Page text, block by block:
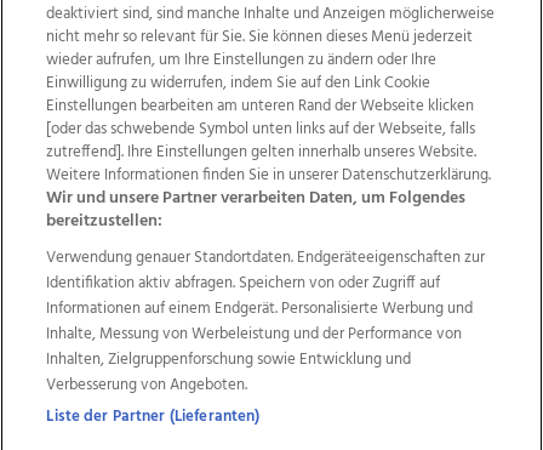
Wir über uns Mediadaten Kontakt
Jobs
Datenschutz
Impressum
AGB Anzeigekunden
AGB Website
Ehrenkodex Politische Werbung
Weitere Angebote des Medienhauses Wimmer
TV1 di-mog-i.at OÖNow
Ischler Woche
Life Radio
OÖNachrichten
OÖN Immobilien
OÖN Karriere
OÖN Reise
Promenaden Galerien
Regionaljobs
wasistlos.at
deaktiviert sind, sind manche Inhalte und Anzeigen möglicherweise
nicht mehr so relevant für Sie. Sie können dieses Menü jederzeit
wieder aufrufen, um Ihre Einstellungen zu ändern oder Ihre
Einwilligung zu widerrufen, indem Sie auf den Link Cookie
Einstellungen bearbeiten am unteren Rand der Webseite klicken
[oder das schwebende Symbol unten links auf der Webseite, falls
zutreffend]. Ihre Einstellungen gelten innerhalb unseres Website.
Weitere Informationen finden Sie in unserer Datenschutzerklärung.
Wir und unsere Partner verarbeiten Daten, um Folgendes
bereitzustellen:
Verwendung genauer Standortdaten. Endgeräteeigenschaften zur
Identifikation aktiv abfragen. Speichern von oder Zugriff auf
Informationen auf einem Endgerät. Personalisierte Werbung und
Inhalte, Messung von Werbeleistung und der Performance von
Inhalten, Zielgruppenforschung sowie Entwicklung und
Verbesserung von Angeboten.
Liste der Partner (Lieferanten)